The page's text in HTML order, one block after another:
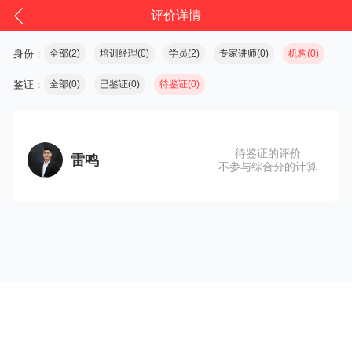
评价详情
身份： 全部(2) 培训经理(0) 学员(2) 专家讲师(0) 机构(0)
鉴证： 全部(0) 已鉴证(0) 待鉴证(0)
雷鸣
待鉴证的评价
不参与综合分的计算